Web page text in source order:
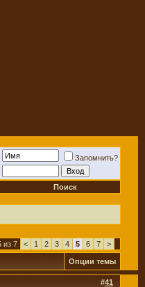
Запомнить?
Поиск
из 7 < 1 2 3 4 5 6 7 >
Опции темы
#41